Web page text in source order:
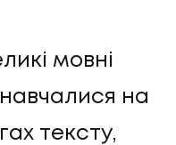
мовні
навчалися на
тексту,